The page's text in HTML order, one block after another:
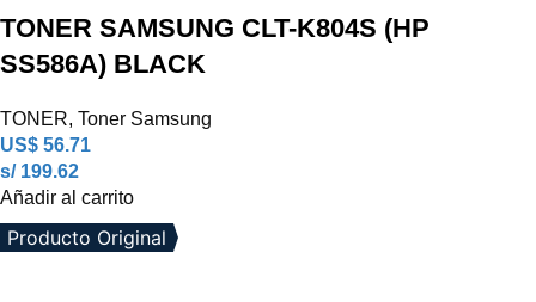
TONER SAMSUNG CLT-K804S (HP
SS586A) BLACK
TONER, Toner Samsung
US$ 56.71
s/ 199.62
Añadir al carrito
Producto Original